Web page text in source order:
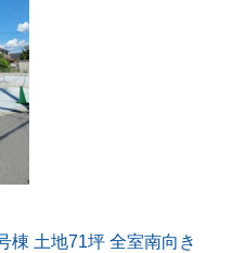
棟 土地71坪 全室南向き